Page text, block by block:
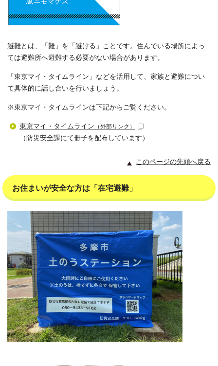
避難とは、「難」を「避ける」ことです。住んでいる場所によっ
ては避難所へ避難する必要がない場合があります。
「東京マイ・タイムライン」などを活用して、家族と避難につい
て具体的に話し合いを行いましょう。
※東京マイ・タイムラインは下記からご覧ください。
東京マイ・タイムライン （外部リンク）
（防災安全課にて冊子を配布しています）
このページの先頭へ戻る
お住まいが安全な方は「在宅避難」